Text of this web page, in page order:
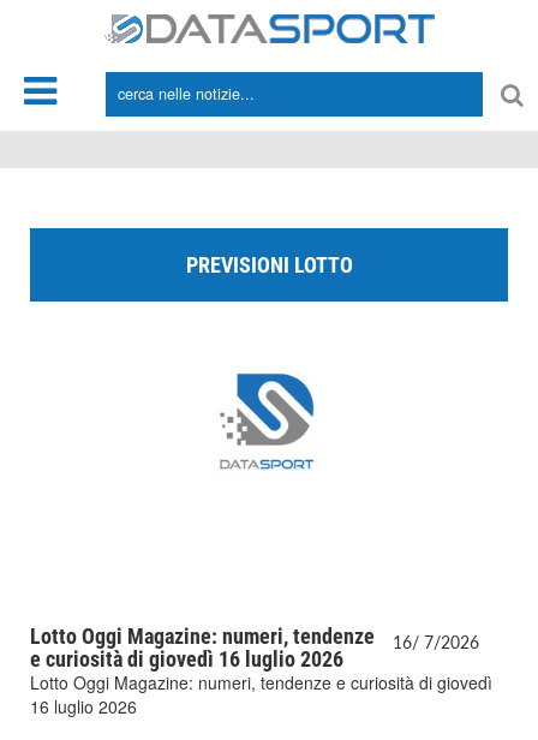
PREVISIONI LOTTO
16/ 7/2026
Lotto Oggi Magazine: numeri, tendenze
e curiosità di giovedì 16 luglio 2026
Lotto Oggi Magazine: numeri, tendenze e curiosità di giovedì
16 luglio 2026